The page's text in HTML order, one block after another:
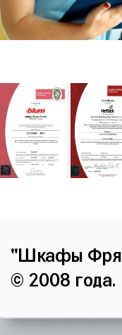
"Шкафы
© 2008 года.